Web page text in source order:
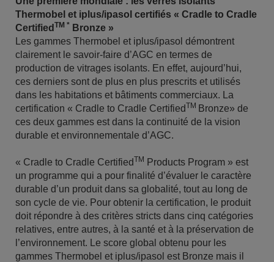
Thermobel et iplus/ipasol certifiés « Cradle to Cradle
Certified TM * Bronze »
Les gammes Thermobel et iplus/ipasol démontrent
clairement le savoir-faire d’AGC en termes de
production de vitrages isolants. En effet, aujourd’hui,
ces derniers sont de plus en plus prescrits et utilisés
dans les habitations et bâtiments commerciaux. La
certification « Cradle to Cradle CertifiedTM Bronze» de
ces deux gammes est dans la continuité de la vision
durable et environnementale d’AGC.
« Cradle to Cradle CertifiedTM
Products Program » est
un programme qui a pour finalité d’évaluer le caractère
durable d’un produit dans sa globalité, tout au long de
son cycle de vie. Pour obtenir la certification, le produit
doit répondre à des critères stricts dans cinq catégories
relatives, entre autres, à la santé et à la préservation de
l’environnement. Le score global obtenu pour les
gammes Thermobel et iplus/ipasol est Bronze mais il